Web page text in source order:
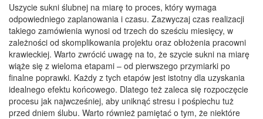
Uszycie sukni ślubnej na miarę to proces, który wymaga
odpowiedniego zaplanowania i czasu. Zazwyczaj czas realizacji
takiego zamówienia wynosi od trzech do sześciu miesięcy, w
zależności od skomplikowania projektu oraz obłożenia pracowni
krawieckiej. Warto zwrócić uwagę na to, że szycie sukni na miarę
wiąże się z wieloma etapami – od pierwszego przymiarki po
finalne poprawki. Każdy z tych etapów jest istotny dla uzyskania
idealnego efektu końcowego. Dlatego też zaleca się rozpoczęcie
procesu jak najwcześniej, aby uniknąć stresu i pośpiechu tuż
przed dniem ślubu. Warto również pamiętać o tym, że niektóre